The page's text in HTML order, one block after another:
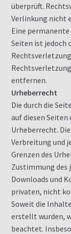
überprüft.
Verlinkung nicht
Eine
Seiten ist jedoch
entfernen.
Urheberrecht
Die durch die
auf diesen
Urheberrecht.
Verbreitung und
Grenzen des
Zustimmung des
Downloads und
privaten, nicht
Soweit die
erstellt wurden,
beachtet.